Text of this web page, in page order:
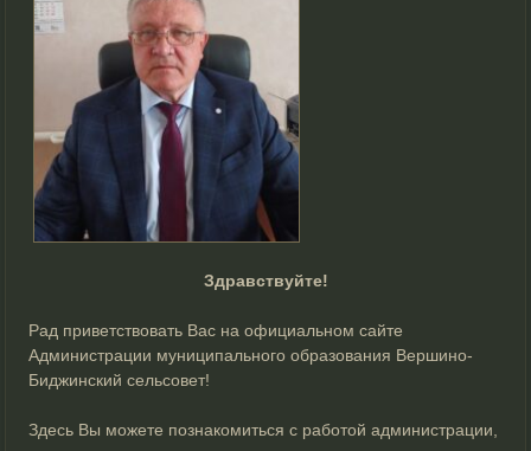
Здравствуйте!
Рад приветствовать Вас на официальном сайте
Администрации муниципального образования Вершино-
Биджинский сельсовет!
Здесь Вы можете познакомиться с работой администрации,